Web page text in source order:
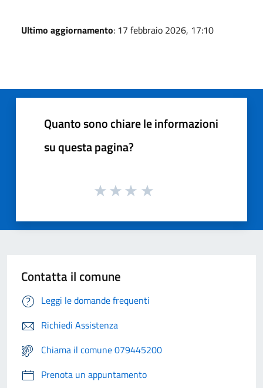
Ultimo aggiornamento: 17 febbraio 2026, 17:10
Quanto sono chiare le informazioni
su questa pagina?
Contatta il comune
Leggi le domande frequenti
Richiedi Assistenza
Chiama il comune 079445200
Prenota un appuntamento